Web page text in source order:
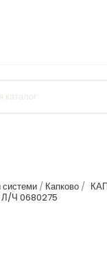
системи Капково
Ч 0680275